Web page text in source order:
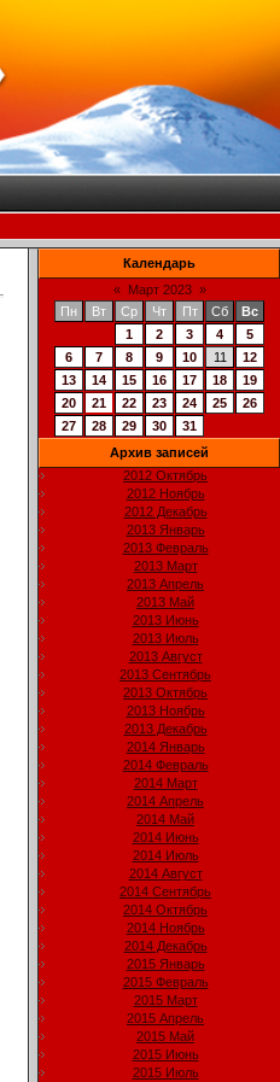
Календарь
«
Март 2023 »
Пн
Вт Ср Чт Пт Сб
Вс
1
2 3 4
5
6
7 8 9 10 11
12
13
14 15 16 17 18
19
20
21 22 23 24 25
26
27
28 29 30
31
Архив записей
2012 Октябрь
2012 Ноябрь
2012 Декабрь
2013 Январь
2013 Февраль
2013 Март
2013 Апрель
2013 Май
2013 Июнь
2013 Июль
2013 Август
2013 Сентябрь
2013 Октябрь
2013 Ноябрь
2013 Декабрь
2014 Январь
2014 Февраль
2014 Март
2014 Апрель
2014 Май
2014 Июнь
2014 Июль
2014 Август
2014 Сентябрь
2014 Октябрь
2014 Ноябрь
2014 Декабрь
2015 Январь
2015 Февраль
2015 Март
2015 Апрель
2015 Май
2015 Июнь
2015 Июль